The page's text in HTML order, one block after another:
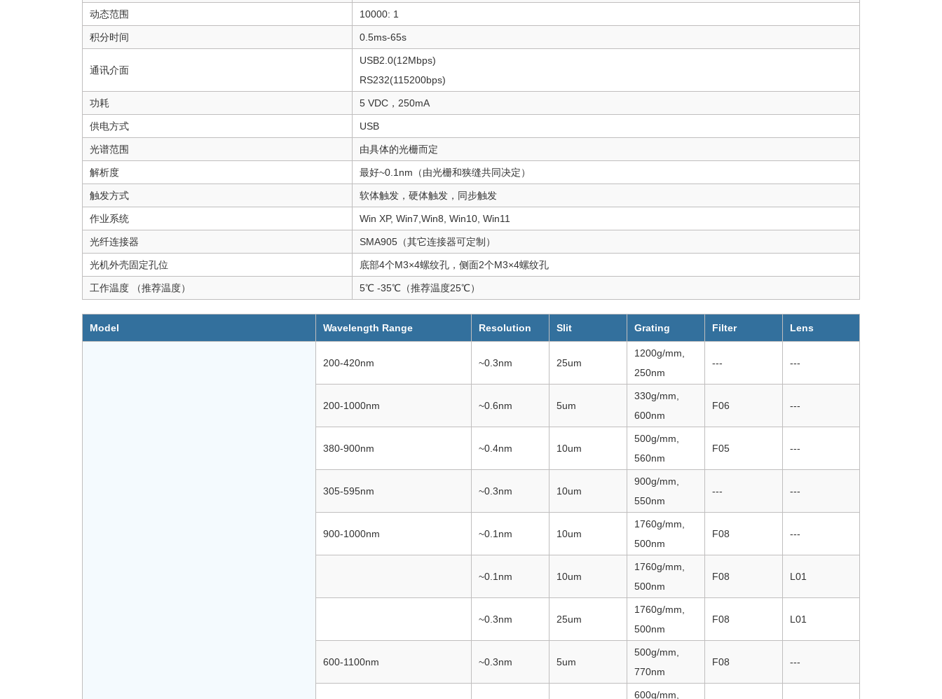
动态范围 10000: 1
积分时间 0.5ms-65s
通讯介面
USB2.0(12Mbps)
RS232(115200bps)
功耗 5 VDC，250mA
供电方式 USB
光谱范围 由具体的光栅而定
解析度 最好~0.1nm（由光栅和狭缝共同决定）
触发方式 软体触发，硬体触发，同步触发
作业系统 Win XP, Win7,Win8, Win10, Win11
光纤连接器 SMA905（其它连接器可定制）
光机外壳固定孔位 底部4个M3×4螺纹孔，侧面2个M3×4螺纹孔
工作温度 （推荐温度） 5℃ -35℃（推荐温度25℃）
Model Wavelength Range Resolution Slit Grating Filter Lens
200-420nm ~0.3nm 25um
1200g/mm,
250nm
--- ---
200-1000nm ~0.6nm 5um
330g/mm,
600nm
F06 ---
380-900nm ~0.4nm 10um
500g/mm,
560nm
F05 ---
305-595nm ~0.3nm 10um
900g/mm,
550nm
--- ---
900-1000nm ~0.1nm 10um
1760g/mm,
500nm
F08 ---
~0.1nm 10um
1760g/mm,
500nm
F08 L01
~0.3nm 25um
1760g/mm,
500nm
F08 L01
600-1100nm ~0.3nm 5um
500g/mm,
770nm
F08 ---
600g/mm,